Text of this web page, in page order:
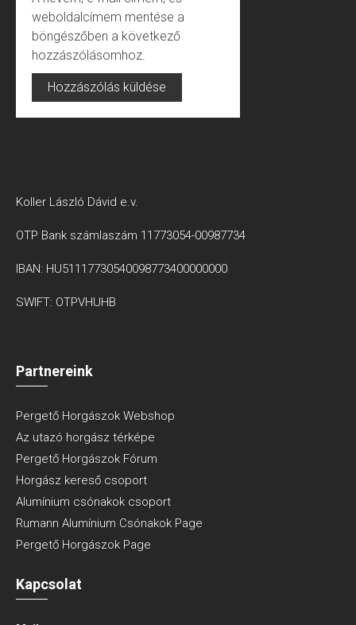
weboldalcímem mentése a
böngészőben a következő
hozzászólásomhoz.
Koller László Dávid e.v.
OTP Bank számlaszám 11773054-00987734
IBAN: HU51117730540098773400000000
SWIFT: OTPVHUHB
Partnereink
Pergető Horgászok Webshop
Az utazó horgász térképe
Pergető Horgászok Fórum
Horgász kereső csoport
Alumínium csónakok csoport
Rumann Alumínium Csónakok Page
Pergető Horgászok Page
Kapcsolat